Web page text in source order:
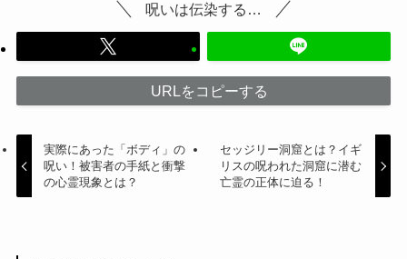
呪いは伝染する…
URLをコピーする
実際にあった「ボディ」の
呪い！被害者の手紙と衝撃
の心霊現象とは？
セッジリー洞窟とは？イギ
リスの呪われた洞窟に潜む
亡霊の正体に迫る！